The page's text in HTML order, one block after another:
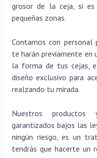
grosor de la ceja, si
pequeñas zonas.
Contamos con personal
te harán previamente en
la forma de tus cejas,
diseño exclusivo para
realzando tu mirada.
Nuestros productos
garantizados bajos las
ningún riesgo, es un
tendrás que hacerte un